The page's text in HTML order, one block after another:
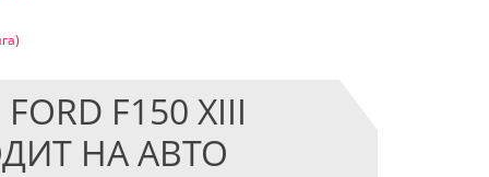
F150 XIII
НА АВТО